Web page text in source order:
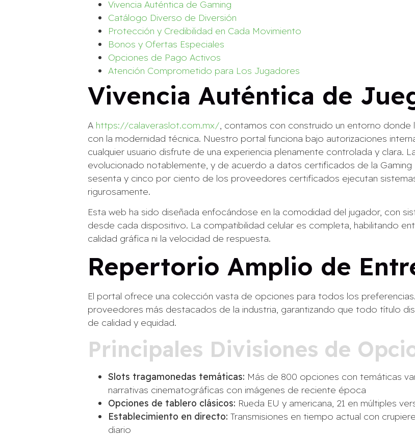
Vivencia Auténtica de Gaming
Catálogo Diverso de Diversión
Protección y Credibilidad en Cada Movimiento
Bonos y Ofertas Especiales
Opciones de Pago Activos
Atención Comprometido para Los Jugadores
Vivencia Auténtica de
A https://calaveraslot.com.mx/ , contamos con construido un entorno
con la modernidad técnica. Nuestro portal funciona bajo autorizaciones
cualquier usuario disfrute de una experiencia plenamente controlada y clara.
evolucionado notablemente, y de acuerdo a datos certificados de la Gaming
sesenta y cinco por ciento de los proveedores certificados ejecutan
rigurosamente.
Esta web ha sido diseñada enfocándose en la comodidad del jugador, con
desde cada dispositivo. La compatibilidad celular es completa, habilitando
calidad gráfica ni la velocidad de respuesta.
Repertorio Amplio de
El portal ofrece una colección vasta de opciones para todos los
proveedores más destacados de la industria, garantizando que todo título
de calidad y equidad.
Principales Divisiones de
Slots tragamonedas temáticas: Más de 800 opciones con temáticas
narrativas cinematográficas con imágenes de reciente época
Opciones de tablero clásicos: Rueda EU y americana, 21 en múltiples
Establecimiento en directo: Transmisiones en tiempo actual con
diario